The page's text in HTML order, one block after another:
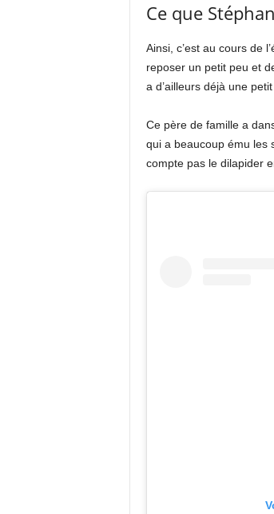
Ce que
Ainsi, c’est au cours de
reposer un petit peu et
a d’ailleurs déjà une
Ce père de famille a
qui a beaucoup ému les
compte pas le dilapider